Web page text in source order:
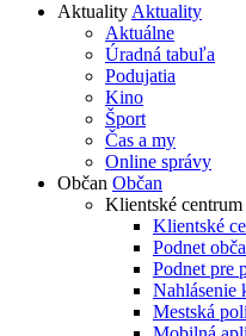
AktualityAktuality
Aktuálne
Úradná tabuľa
Podujatia
Kino
Šport
Čas a my
Online správy
Občan Občan
Klientské centrum
Klientské
Podnet
Podnet pre
Nahlásenie
Mestská